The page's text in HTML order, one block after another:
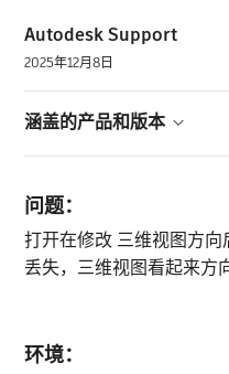
Autodesk Support
2025年12月8日
涵盖的产品和版本
问题：
打开在修改 三维视图方
丢失，三维视图看起来方
环境：